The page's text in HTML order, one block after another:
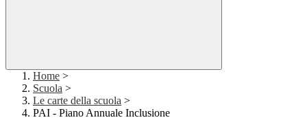
Home >
Scuola >
Le carte della scuola >
PAI - Piano Annuale Inclusione